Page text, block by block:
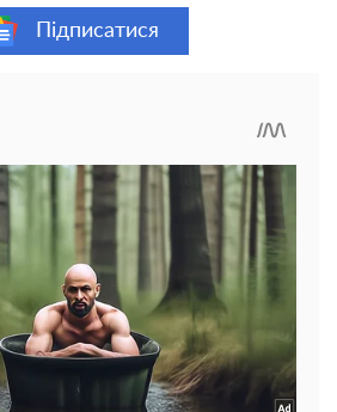
Підписатися